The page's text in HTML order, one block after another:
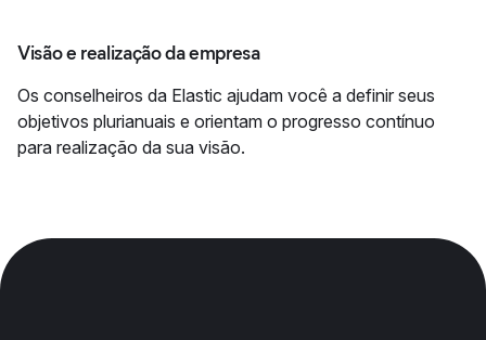
Visão e realização da empresa
Os conselheiros da Elastic ajudam você a definir seus
objetivos plurianuais e orientam o progresso contínuo
para realização da sua visão.